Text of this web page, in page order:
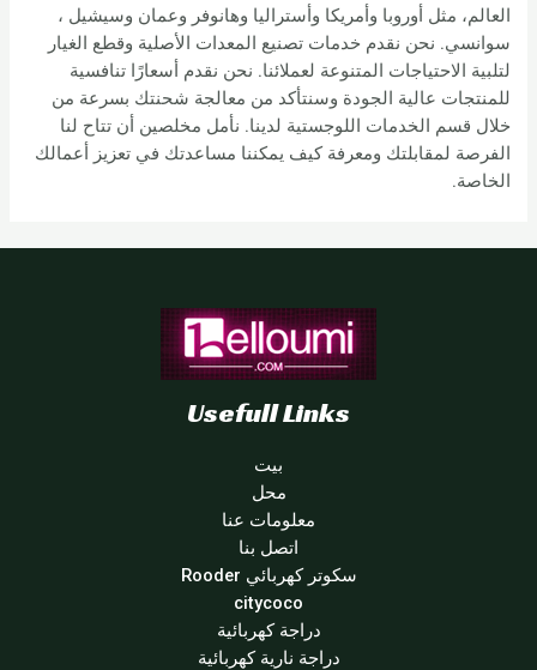
العالم، مثل أوروبا وأمريكا وأستراليا وهانوفر وعمان وسيشيل ،
سوانسي. نحن نقدم خدمات تصنيع المعدات الأصلية وقطع الغيار
لتلبية الاحتياجات المتنوعة لعملائنا. نحن نقدم أسعارًا تنافسية
للمنتجات عالية الجودة وسنتأكد من معالجة شحنتك بسرعة من
خلال قسم الخدمات اللوجستية لدينا. نأمل مخلصين أن تتاح لنا
الفرصة لمقابلتك ومعرفة كيف يمكننا مساعدتك في تعزيز أعمالك
الخاصة.
Usefull Links
بيت
محل
معلومات عنا
اتصل بنا
سكوتر كهربائي Rooder
citycoco
دراجة كهربائية
دراجة نارية كهربائية